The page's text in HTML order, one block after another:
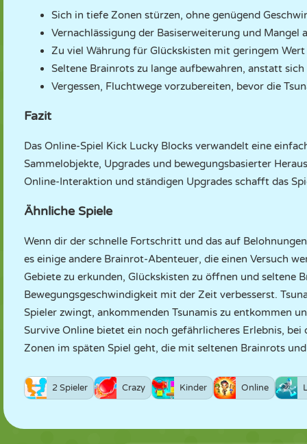
Sich in tiefe Zonen stürzen, ohne genügend
Vernachlässigung der Basiserweiterung und Mangel
Zu viel Währung für Glückskisten mit geringem Wert
Seltene Brainrots zu lange aufbewahren, anstatt
Vergessen, Fluchtwege vorzubereiten, bevor die
Fazit
Das Online-Spiel Kick Lucky Blocks verwandelt eine
Sammelobjekte, Upgrades und bewegungsbasierter
Online-Interaktion und ständigen Upgrades schafft das
Ähnliche Spiele
Wenn dir der schnelle Fortschritt und das auf
es einige andere Brainrot-Abenteuer, die einen Versuch
Gebiete zu erkunden, Glückskisten zu öffnen und seltene
Bewegungsgeschwindigkeit mit der Zeit verbesserst.
Spieler zwingt, ankommenden Tsunamis zu entkommen
Survive Online bietet ein noch gefährlicheres Erlebnis,
Zonen im späten Spiel geht, die mit seltenen Brainrots
2 Spieler Crazy Kinder Online